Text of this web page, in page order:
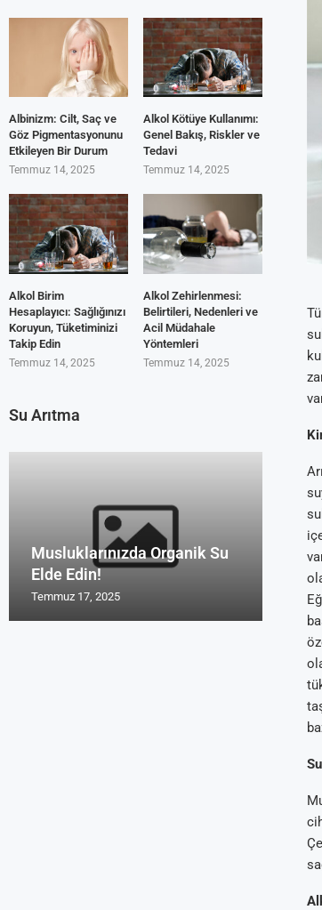
Albinizm: Cilt, Saç ve
Göz Pigmentasyonunu
Etkileyen Bir Durum
Temmuz 14, 2025
Alkol Kötüye Kullanımı:
Genel Bakış, Riskler ve
Tedavi
Temmuz 14, 2025
Alkol Birim
Hesaplayıcı: Sağlığınızı
Koruyun, Tüketiminizi
Takip Edin
Temmuz 14, 2025
Alkol Zehirlenmesi:
Belirtileri, Nedenleri ve
Acil Müdahale
Yöntemleri
Temmuz 14, 2025
Su Arıtma
Musluklarınızda Organik Su
Elde Edin!
Temmuz 17, 2025
Su
Su